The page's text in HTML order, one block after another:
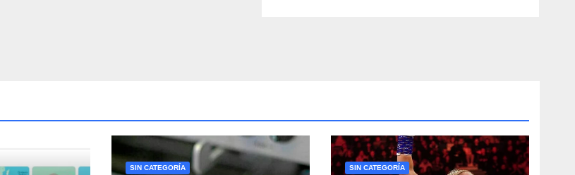
SIN CATEGORÍA SIN CATEGORÍA